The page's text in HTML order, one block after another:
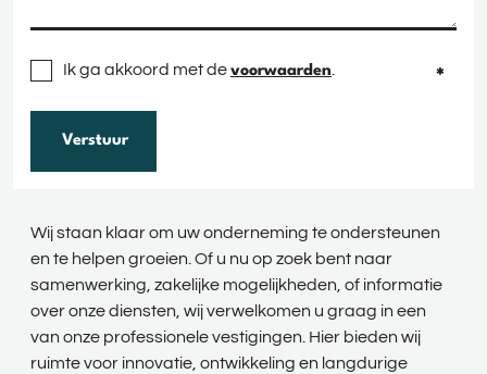
Ik ga akkoord met de voorwaarden.
Verstuur
Wij staan klaar om uw onderneming te ondersteunen
en te helpen groeien. Of u nu op zoek bent naar
samenwerking, zakelijke mogelijkheden, of informatie
over onze diensten, wij verwelkomen u graag in een
van onze professionele vestigingen. Hier bieden wij
ruimte voor innovatie, ontwikkeling en langdurige